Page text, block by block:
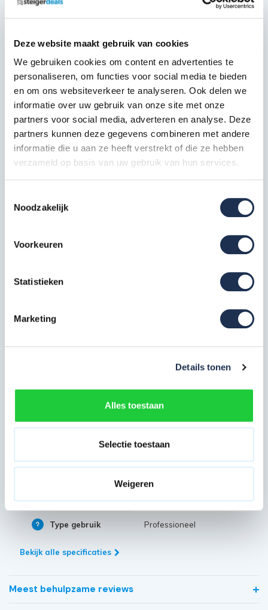
Deze website maakt gebruik van cookies
We gebruiken cookies om content en advertenties te
personaliseren, om functies voor social media te bieden
en om ons websiteverkeer te analyseren. Ook delen we
informatie over uw gebruik van onze site met onze
partners voor social media, adverteren en analyse. Deze
partners kunnen deze gegevens combineren met andere
informatie die u aan ze heeft verstrekt of die ze hebben
verzameld op basis van uw gebruik van hun services.
Noodzakelijk
Voorkeuren
Statistieken
Marketing
Details tonen
Alles toestaan
Selectie toestaan
Weigeren
Artikelcode: 30359
4x
Diagonale schoor 190
Artikelcode: 30326
Horizontale schoor 190
Artikelcode: 30321
Telestabilisator 300 cm
Wiel nylon + stalen spindel 20
Specificaties
Maximale
werkhoogte in m
Breedte in cm 135 cm
cm
Dubbelzijdig (bij
losstaand gebruik)
Type gebruik Professioneel
Bekijk alle specificaties
Meest behulpzame reviews